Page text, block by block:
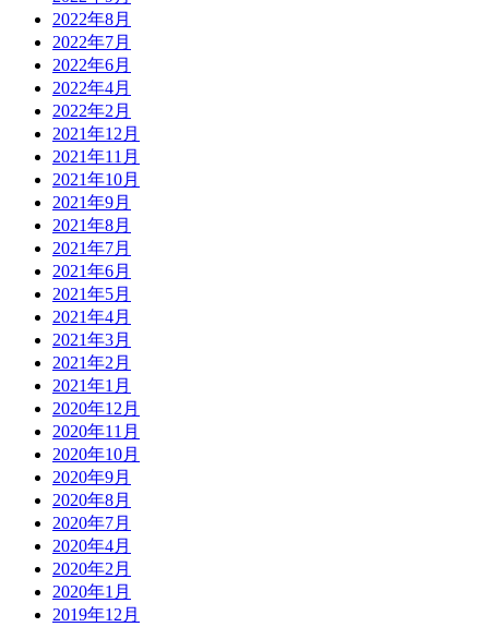
2022年8月
2022年7月
2022年6月
2022年4月
2022年2月
2021年12月
2021年11月
2021年10月
2021年9月
2021年8月
2021年7月
2021年6月
2021年5月
2021年4月
2021年3月
2021年2月
2021年1月
2020年12月
2020年11月
2020年10月
2020年9月
2020年8月
2020年7月
2020年4月
2020年2月
2020年1月
2019年12月